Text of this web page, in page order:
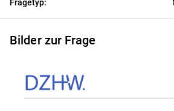
Fragetyp:
Bilder zur Frage